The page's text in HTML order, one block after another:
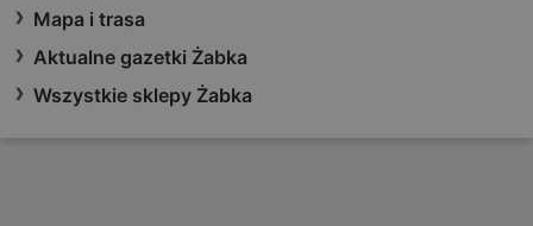
Mapa i trasa
Aktualne gazetki Żabka
Wszystkie sklepy Żabka